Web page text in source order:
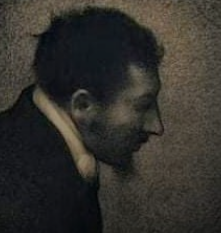
La sua tecnica
innovativa, un
mosaico di
migliaia di
minuscoli punti
per comporre
immagini vibranti
e ricche di
dettaglio.